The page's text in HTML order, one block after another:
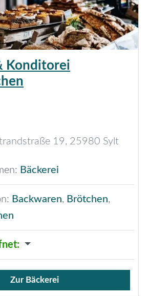
Konditorei
19, 25980 Sylt
Bäckerei
Backwaren, Brötchen,
:
Zur Bäckerei